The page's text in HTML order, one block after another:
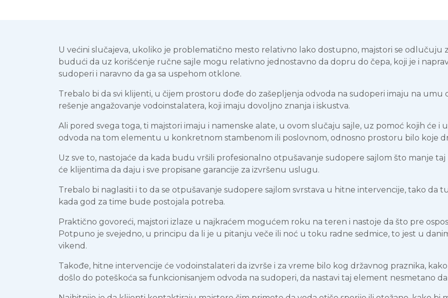
U većini slučajeva, ukoliko je problematično mesto relativno lako dostupno, majstori se odlučuju
budući da uz korišćenje ručne sajle mogu relativno jednostavno da dopru do čepa, koji je i
sudoperi i naravno da ga sa uspehom otklone.
Trebalo bi da svi klijenti, u čijem prostoru dođe do zašepljenja odvoda na sudoperi imaju na umu
rešenje angažovanje vodoinstalatera, koji imaju dovoljno znanja i iskustva.
Ali pored svega toga, ti majstori imaju i namenske alate, u ovom slučaju sajle, uz pomoć kojih će i
odvoda na tom elementu u konkretnom stambenom ili poslovnom, odnosno prostoru bilo koje
Uz sve to, nastojaće da kada budu vršili profesionalno otpušavanje sudopere sajlom što manje
će klijentima da daju i sve propisane garancije za izvršenu uslugu.
Trebalo bi naglasiti i to da se otpušavanje sudopere sajlom svrstava u hitne intervencije, tako da
kada god za time bude postojala potreba.
Praktično govoreći, majstori izlaze u najkraćem mogućem roku na teren i nastoje da što pre
Potpuno je svejedno, u principu da li je u pitanju veče ili noć u toku radne sedmice, to jest u
vikend.
Takođe, hitne intervencije će vodoinstalateri da izvrše i za vreme bilo kog državnog praznika,
došlo do poteškoća sa funkcionisanjem odvoda na sudoperi, da nastavi taj element nesmetano